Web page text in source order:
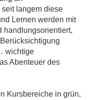
langem diese
Lernen werden mit
handlungsorientiert,
wichtige
Abenteuer des
Kursbereiche in grün,